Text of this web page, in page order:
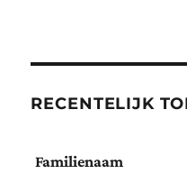
RECENTELIJK
Familienaam